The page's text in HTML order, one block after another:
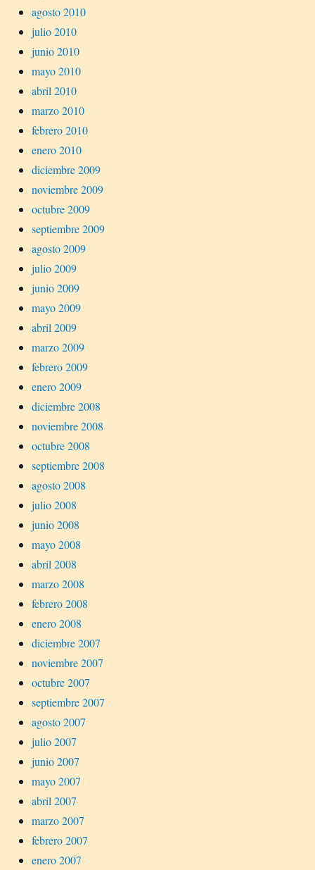
agosto 2010
julio 2010
junio 2010
mayo 2010
abril 2010
marzo 2010
febrero 2010
enero 2010
diciembre 2009
noviembre 2009
octubre 2009
septiembre 2009
agosto 2009
julio 2009
junio 2009
mayo 2009
abril 2009
marzo 2009
febrero 2009
enero 2009
diciembre 2008
noviembre 2008
octubre 2008
septiembre 2008
agosto 2008
julio 2008
junio 2008
mayo 2008
abril 2008
marzo 2008
febrero 2008
enero 2008
diciembre 2007
noviembre 2007
octubre 2007
septiembre 2007
agosto 2007
julio 2007
junio 2007
mayo 2007
abril 2007
marzo 2007
febrero 2007
enero 2007